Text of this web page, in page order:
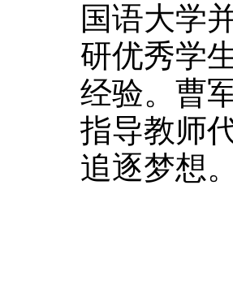
国语大学
研优秀学
经验。曹
指导教师
追逐梦想